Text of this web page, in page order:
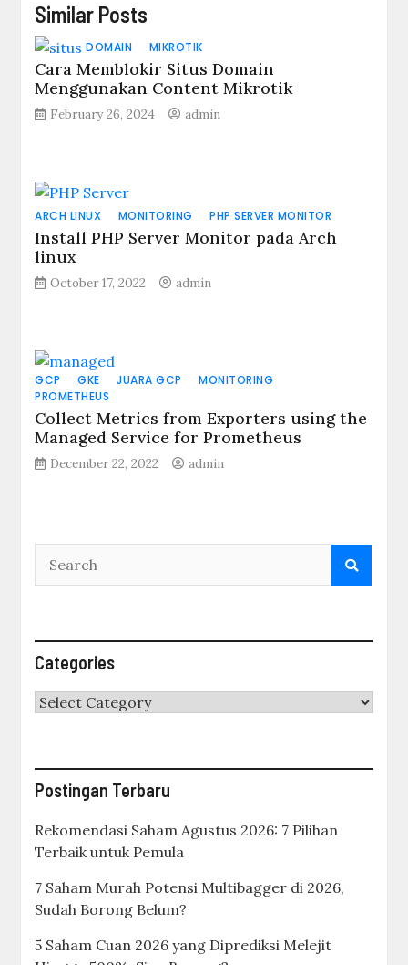
Similar Posts
DOMAIN MIKROTIK
Cara Memblokir Situs Domain
Menggunakan Content Mikrotik
February 26, 2024 admin
ARCH LINUX MONITORING PHP SERVER MONITOR
Install PHP Server Monitor pada Arch
linux
October 17, 2022 admin
GCP GKE JUARA GCP
MONITORING
PROMETHEUS
Collect Metrics from Exporters using the
Managed Service for Prometheus
December 22, 2022 admin
Categories
Categories
Postingan Terbaru
Rekomendasi Saham Agustus 2026: 7 Pilihan
Terbaik untuk Pemula
7 Saham Murah Potensi Multibagger di 2026,
Sudah Borong Belum?
5 Saham Cuan 2026 yang Diprediksi Melejit